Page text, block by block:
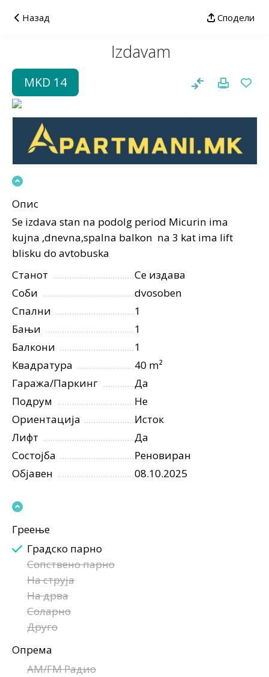
Назад Сподели
Izdavam
MKD 14
Опис
Se izdava stan na podolg period Micurin ima
kujna ,dnevna,spalna balkon na 3 kat ima lift
blisku do avtobuska
Станот
Се издава
Соби
dvosoben
Спални
1
Бањи
1
Балкони
1
Квадратура
40 m²
Гаража/Паркинг
Да
Подрум
Не
Ориентација
Исток
Лифт
Да
Состојба
Реновиран
Објавен
08.10.2025
Греење
Градско парно
Сопствено парно
На струја
На дрва
Соларно
Друго
Опрема
AM/FM Радио